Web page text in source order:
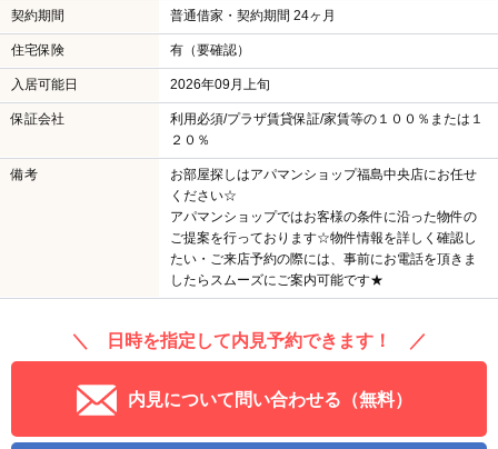
契約期間 普通借家・契約期間 24ヶ月
住宅保険 有（要確認）
入居可能日 2026年09月上旬
保証会社
利用必須/プラザ賃貸保証/家賃等の１００％または１
２０％
備考
お部屋探しはアパマンショップ福島中央店にお任せ
ください☆
アパマンショップではお客様の条件に沿った物件の
ご提案を行っております☆物件情報を詳しく確認し
たい・ご来店予約の際には、事前にお電話を頂きま
したらスムーズにご案内可能です★
＼ 日時を指定して内見予約できます！ ／
内見について問い合わせる（無料）